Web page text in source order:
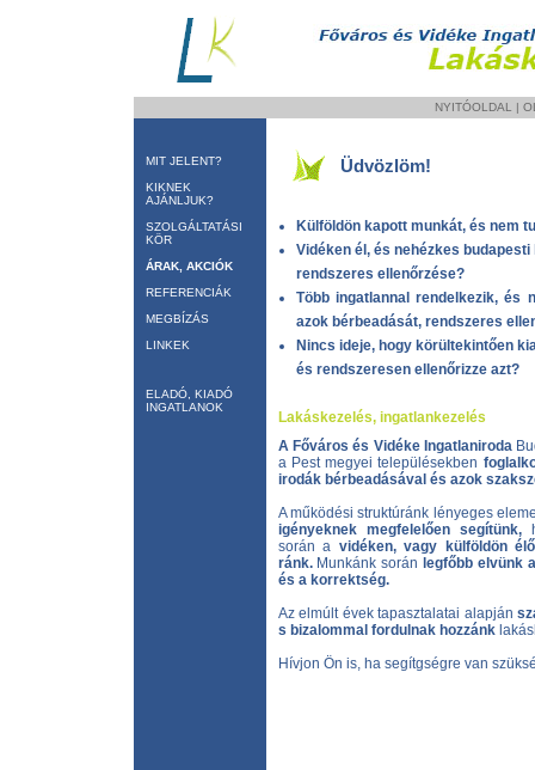
NYITÓOLDAL |
MIT JELENT?
KIKNEK
AJÁNLJUK?
SZOLGÁLTATÁSI
KÖR
ÁRAK, AKCIÓK
REFERENCIÁK
MEGBÍZÁS
LINKEK
ELADÓ, KIADÓ
INGATLANOK
Üdvözlöm!
Külföldön kapott munkát, és nem
Vidéken él, és nehézkes budapesti
rendszeres ellenőrzése?
Több ingatlannal rendelkezik, és
azok bérbeadását, rendszeres
Nincs ideje, hogy körültekintően
és rendszeresen ellenőrizze azt?
Lakáskezelés, ingatlankezelés
A Főváros és Vidéke Ingatlaniroda
a Pest megyei településekben
irodák bérbeadásával és azok
A működési struktúránk lényeges
igényeknek megfelelően segítünk,
során a vidéken, vagy külföldön
ránk.Munkánk során legfőbb elvünk
és a korrektség.
Az elmúlt évek tapasztalatai alapján
s bizalommal fordulnak hozzánk
Hívjon Ön is, ha segítgségre van